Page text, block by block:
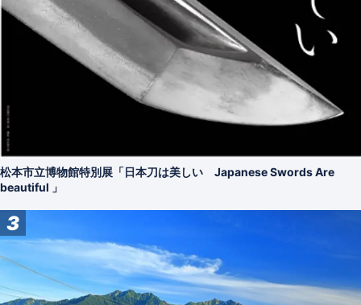
松本市立博物館特別展「日本刀は美しい Japanese Swords Are
beautiful 」
3